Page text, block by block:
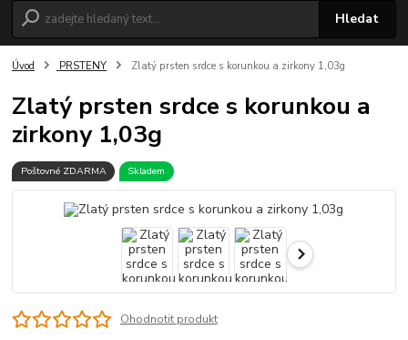
Hledat
Úvod PRSTENY Zlatý prsten srdce s korunkou a zirkony 1,03g
Zlatý prsten srdce s korunkou a
zirkony 1,03g
Poštovné ZDARMA Skladem
Ohodnotit produkt